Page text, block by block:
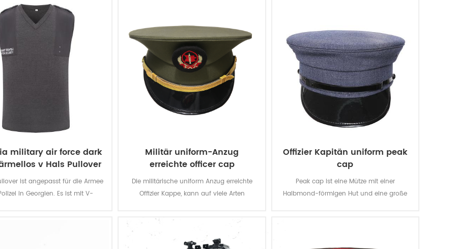
Unterhosen, bieten sich die level-II-a oder
Niveau II.
military air force dark
v Hals Pullover
ist angepasst für die Armee
in Georgien. Es ist mit V-
Militär uniform-Anzug
erreichte officer cap
Die militärische uniform Anzug erreichte
Offizier Kappe, kann auf viele Arten
und anderen Situationen. Sie gehen um
mit einem formalen outfit, wie Offizier
Anzug, captain-uniform und so weiter.
Offizier Kapitän uniform peak
cap
Peak cap ist eine Mütze mit einer
Halbmond-förmigen Hut und eine große